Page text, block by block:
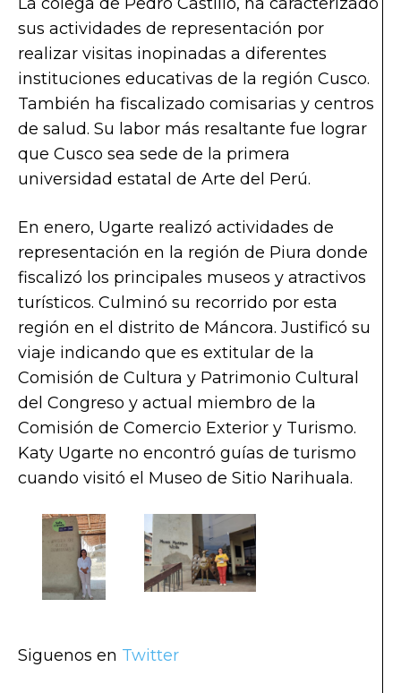
sus actividades de representación por
realizar visitas inopinadas a diferentes
instituciones educativas de la región Cusco.
También ha fiscalizado comisarias y centros
de salud. Su labor más resaltante fue lograr
que Cusco sea sede de la primera
universidad estatal de Arte del Perú.
En enero, Ugarte realizó actividades de
representación en la región de Piura donde
fiscalizó los principales museos y atractivos
turísticos. Culminó su recorrido por esta
región en el distrito de Máncora. Justificó su
viaje indicando que es extitular de la
Comisión de Cultura y Patrimonio Cultural
del Congreso y actual miembro de la
Comisión de Comercio Exterior y Turismo.
Katy Ugarte no encontró guías de turismo
cuando visitó el Museo de Sitio Narihuala.
Siguenos en Twitter